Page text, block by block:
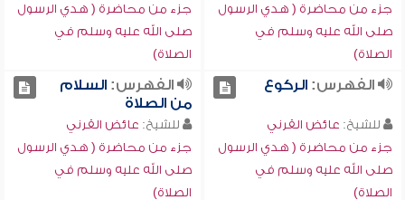
جزء من محاضرة ( هدي الرسول
صلى الله عليه وسلم في
الصلاة)
جزء من محاضرة ( هدي الرسول
صلى الله عليه وسلم في
الصلاة)
الفهرس:الركوع
للشيخ: عائض القرني
جزء من محاضرة ( هدي الرسول
صلى الله عليه وسلم في
الصلاة)
الفهرس:السلام
من الصلاة
للشيخ: عائض القرني
جزء من محاضرة ( هدي الرسول
صلى الله عليه وسلم في
الصلاة)